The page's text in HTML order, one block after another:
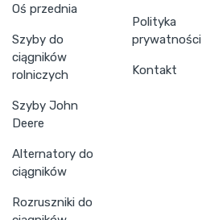
Oś przednia
Szyby do
ciągników
rolniczych
Szyby John
Deere
Alternatory do
ciągników
Rozruszniki do
Polityka
prywatności
Kontakt